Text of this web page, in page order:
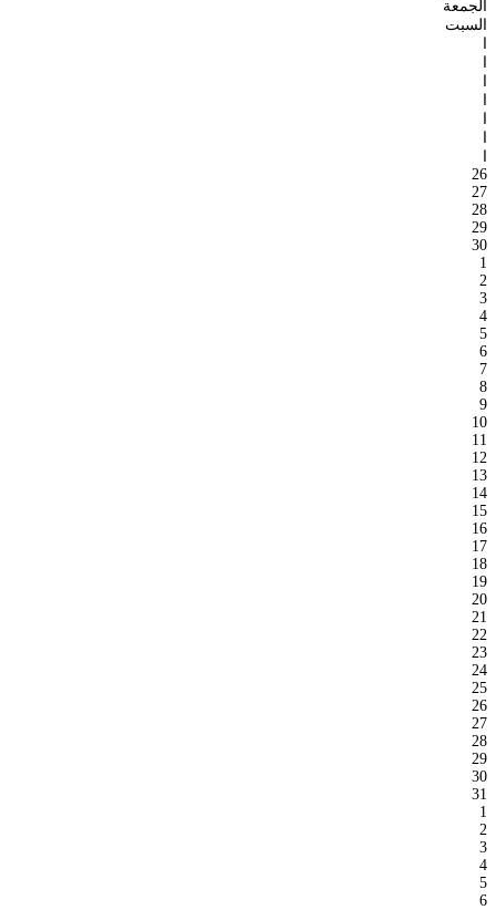
الجمعة
السبت
ا
ا
ا
ا
ا
ا
ا
26
27
28
29
30
1
2
3
4
5
6
7
8
9
10
11
12
13
14
15
16
17
18
19
20
21
22
23
24
25
26
27
28
29
30
31
1
2
3
4
5
6